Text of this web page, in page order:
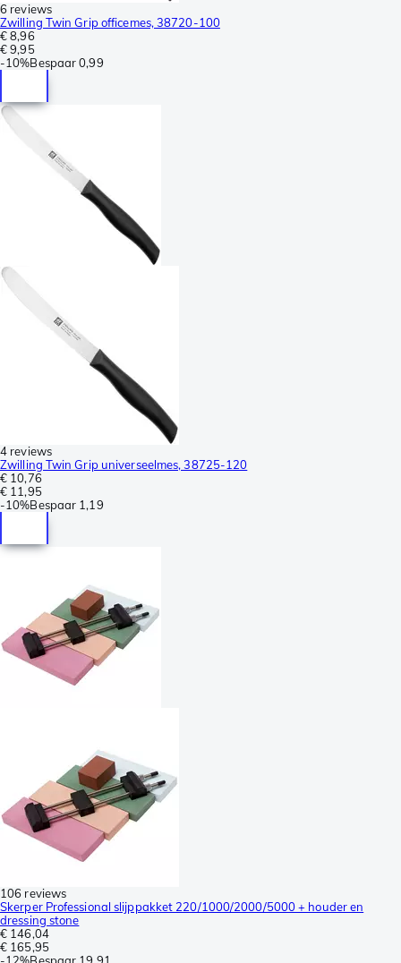
6 reviews
Zwilling Twin Grip officemes, 38720-100
€ 8,96
€ 9,95
-10%Bespaar 0,99
4 reviews
Zwilling Twin Grip universeelmes, 38725-120
€ 10,76
€ 11,95
-10%Bespaar 1,19
106 reviews
Skerper Professional slijppakket 220/1000/2000/5000 + houder en
dressing stone
€ 146,04
€ 165,95